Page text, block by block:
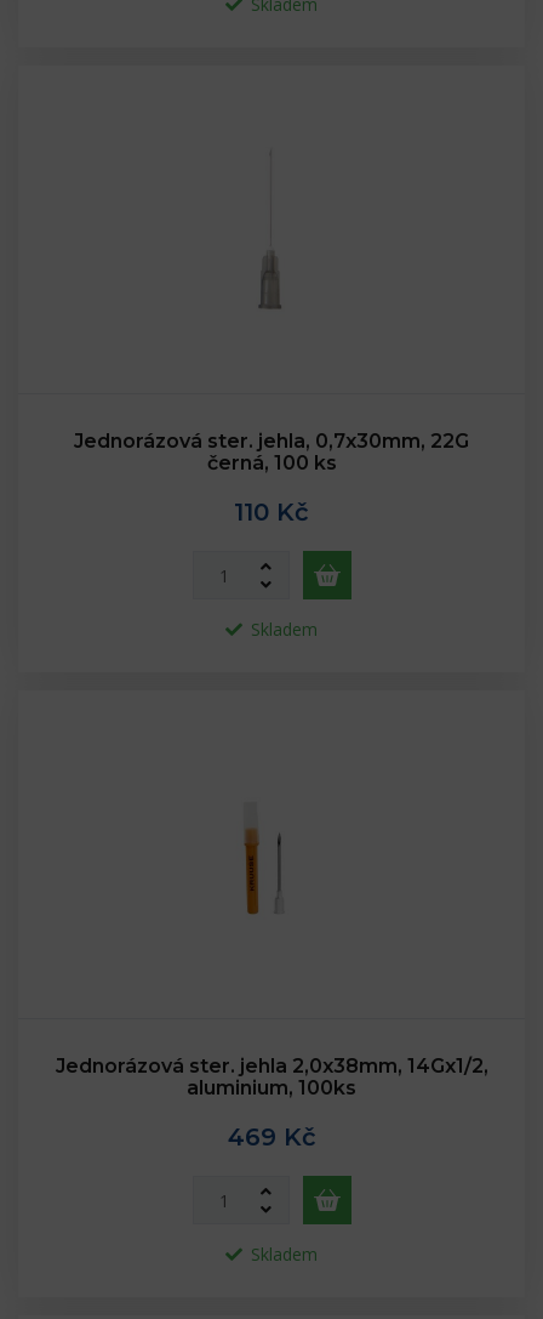
Jednorázová ster. jehla, 0,7x30mm, 22G
černá, 100 ks
110 Kč
Skladem
Jednorázová ster. jehla 2,0x38mm, 14Gx1/2,
aluminium, 100ks
469 Kč
Skladem